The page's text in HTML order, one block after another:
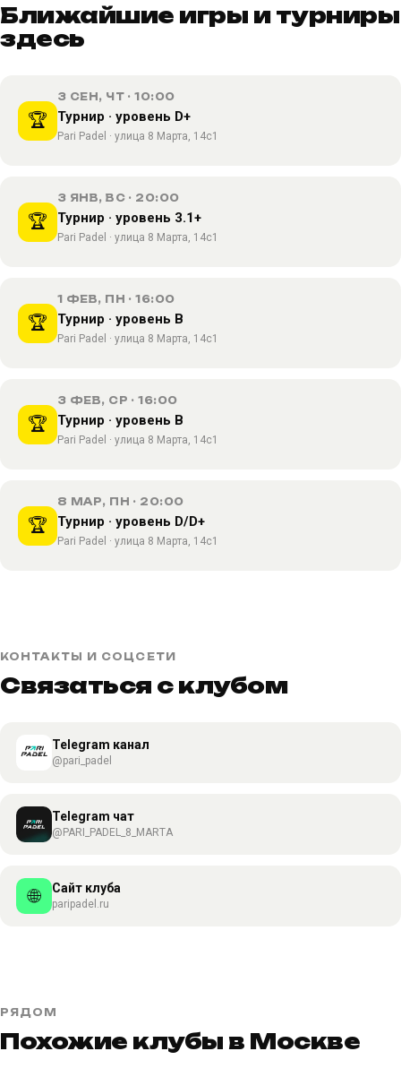
Ближайшие игры и турниры
здесь
🏆
3 СЕН, ЧТ · 10:00
Турнир · уровень D+
Pari Padel · улица 8 Марта, 14с1
🏆
3 ЯНВ, ВС · 20:00
Турнир · уровень 3.1+
Pari Padel · улица 8 Марта, 14с1
🏆
1 ФЕВ, ПН · 16:00
Турнир · уровень B
Pari Padel · улица 8 Марта, 14с1
🏆
3 ФЕВ, СР · 16:00
Турнир · уровень B
Pari Padel · улица 8 Марта, 14с1
🏆
8 МАР, ПН · 20:00
Турнир · уровень D/D+
Pari Padel · улица 8 Марта, 14с1
КОНТАКТЫ И СОЦСЕТИ
Связаться с клубом
Telegram канал
@pari_padel
Telegram чат
@PARI_PADEL_8_MARTA
🌐 Сайт клуба
paripadel.ru
РЯДОМ
Похожие клубы в Москве